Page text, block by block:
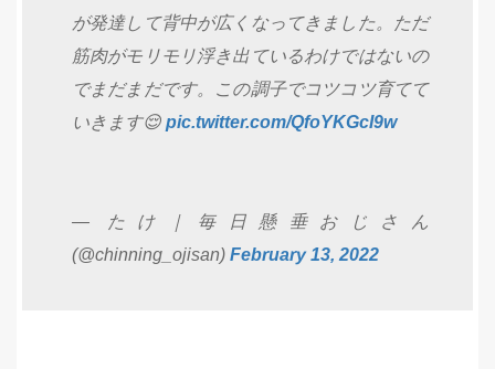
が発達して背中が広くなってきました。ただ
筋肉がモリモリ浮き出ているわけではないの
でまだまだです。この調子でコツコツ育てて
いきます😌 pic.twitter.com/QfoYKGcI9w
— たけ｜毎日懸垂おじさん
(@chinning_ojisan) February 13, 2022